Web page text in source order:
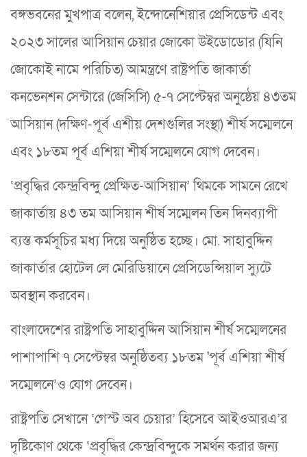
বঙ্গভবনের মুখপাত্র বলেন, ইন্দোনেশিয়ার প্রেসিডেন্ট এবং
২০২৩ সালের আসিয়ান চেয়ার জোকো উইডোডোর (যিনি
জোকোই নামে পরিচিত) আমন্ত্রণে রাষ্ট্রপতি জাকার্তা
কনভেনশন সেন্টারে (জেসিসি) ৫-৭ সেপ্টেম্বর অনুষ্ঠেয় ৪৩তম
আসিয়ান (দক্ষিণ-পূর্ব এশীয় দেশগুলির সংস্থা) শীর্ষ সম্মেলনে
এবং ১৮তম পূর্ব এশিয়া শীর্ষ সম্মেলনে যোগ দেবেন।
‘প্রবৃদ্ধির কেন্দ্রবিন্দু প্রেক্ষিত-আসিয়ান’ থিমকে সামনে রেখে
জাকার্তায় ৪৩ তম আসিয়ান শীর্ষ সম্মেলন তিন দিনব্যাপী
ব্যস্ত কর্মসূচির মধ্য দিয়ে অনুষ্ঠিত হচ্ছে। মো. সাহাবুদ্দিন
জাকার্তার হোটেল লে মেরিডিয়ানে প্রেসিডেন্সিয়াল স্যুটে
অবস্থান করবেন।
বাংলাদেশের রাষ্ট্রপতি সাহাবুদ্দিন আসিয়ান শীর্ষ সম্মেলনের
পাশাপাশি ৭ সেপ্টেম্বর অনুষ্ঠিতব্য ১৮তম 'পূর্ব এশিয়া শীর্ষ
সম্মেলনে’ও যোগ দেবেন।
রাষ্ট্রপতি সেখানে ‘গেস্ট অব চেয়ার’ হিসেবে আইওআরএ’র
দৃষ্টিকোণ থেকে ‘প্রবৃদ্ধির কেন্দ্রবিন্দুকে সমর্থন করার জন্য